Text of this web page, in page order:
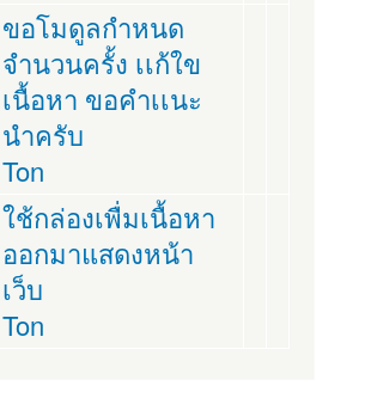
ขอโมดูลกำหนด
จำนวนครั้ง เเก้ใข
เนื้อหา ขอคำเเนะ
นำครับ
Ton
ใช้กล่องเพื่มเนื้อหา
ออกมาแสดงหน้า
เว็บ
Ton